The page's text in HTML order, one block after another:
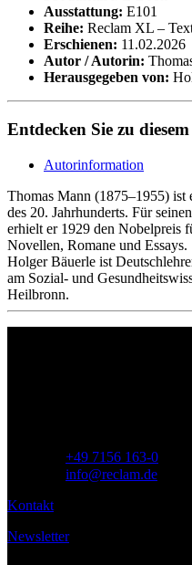
Ausstattung: E101
Reihe: Reclam XL –
Erschienen: 11.02.2026
Autor / Autorin:
Herausgegeben von:
Entdecken Sie zu
Autorinformation
Thomas Mann (1875–1955) ist
des 20. Jahrhunderts. Für
erhielt er 1929 den Nobelpreis
Novellen, Romane und Essays.
Holger Bäuerle ist
am Sozial- und
Heilbronn.
+49 7156 163-0
info@reclam.de
Kontakt
Newsletter